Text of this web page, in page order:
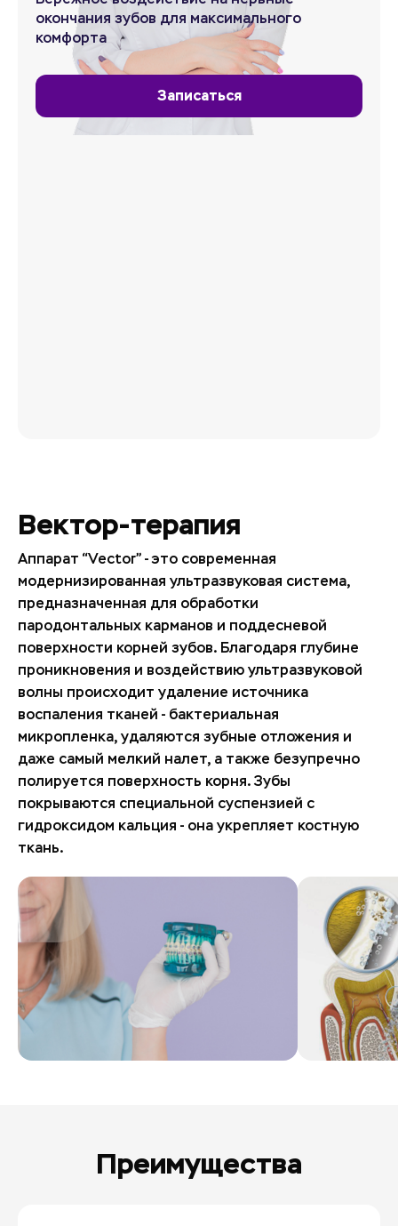
окончания зубов для максимального
комфорта
Записаться
Вектор-терапия
Аппарат “Vector” - это современная
модернизированная ультразвуковая система,
предназначенная для обработки
пародонтальных карманов и поддесневой
поверхности корней зубов. Благодаря глубине
проникновения и воздействию ультразвуковой
волны происходит удаление источника
воспаления тканей - бактериальная
микропленка, удаляются зубные отложения и
даже самый мелкий налет, а также безупречно
полируется поверхность корня. Зубы
покрываются специальной суспензией с
гидроксидом кальция - она укрепляет костную
ткань.
Преимущества